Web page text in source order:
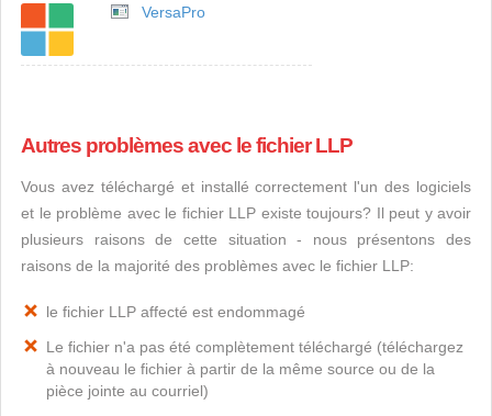
VersaPro
Autres problèmes avec le fichier LLP
Vous avez téléchargé et installé correctement l'un des logiciels
et le problème avec le fichier LLP existe toujours? Il peut y avoir
plusieurs raisons de cette situation - nous présentons des
raisons de la majorité des problèmes avec le fichier LLP:
le fichier LLP affecté est endommagé
Le fichier n'a pas été complètement téléchargé (téléchargez
à nouveau le fichier à partir de la même source ou de la
pièce jointe au courriel)